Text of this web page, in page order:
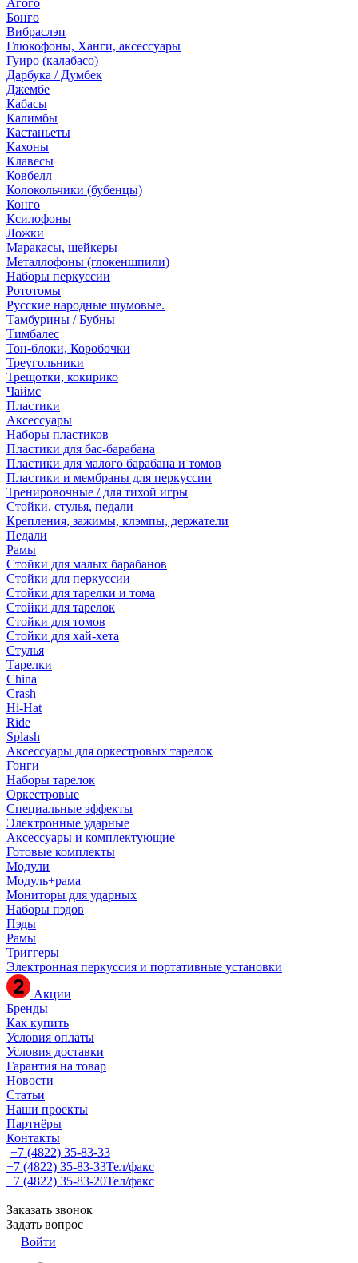
Агого
Бонго
Вибраслэп
Глюкофоны, Ханги, аксессуары
Гуиро (калабасо)
Дарбука / Думбек
Джембе
Кабасы
Калимбы
Кастаньеты
Кахоны
Клавесы
Ковбелл
Колокольчики (бубенцы)
Конго
Ксилофоны
Ложки
Маракасы, шейкеры
Металлофоны (глокеншпили)
Наборы перкуссии
Рототомы
Русские народные шумовые.
Тамбурины / Бубны
Тимбалес
Тон-блоки, Коробочки
Треугольники
Трещотки, кокирико
Чаймс
Пластики
Аксессуары
Наборы пластиков
Пластики для бас-барабана
Пластики для малого барабана и томов
Пластики и мембраны для перкуссии
Тренировочные / для тихой игры
Стойки, стулья, педали
Крепления, зажимы, клэмпы, держатели
Педали
Рамы
Стойки для малых барабанов
Стойки для перкуссии
Стойки для тарелки и тома
Стойки для тарелок
Стойки для томов
Стойки для хай-хета
Стулья
Тарелки
China
Crash
Hi-Hat
Ride
Splash
Аксессуары для оркестровых тарелок
Гонги
Наборы тарелок
Оркестровые
Специальные эффекты
Электронные ударные
Аксессуары и комплектующие
Готовые комплекты
Модули
Модуль+рама
Мониторы для ударных
Наборы пэдов
Пэды
Рамы
Триггеры
Электронная перкуссия и портативные установки
Акции
Бренды
Как купить
Условия оплаты
Условия доставки
Гарантия на товар
Новости
Статьи
Наши проекты
Партнёры
Контакты
+7 (4822) 35-83-33
+7 (4822) 35-83-33Тел/факс
+7 (4822) 35-83-20Тел/факс
Заказать звонок
Задать вопрос
Войти